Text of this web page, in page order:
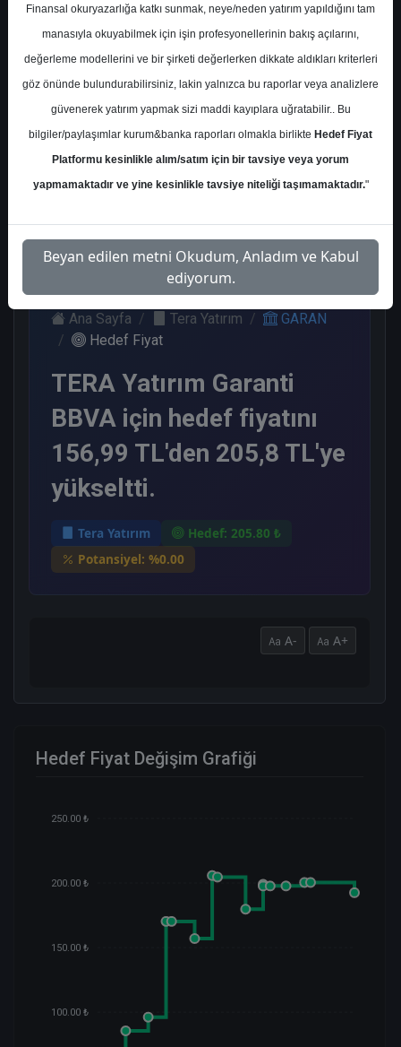
Ortalama Getiri Potansiyeli %45.27
Kurum Sayısı
21
Al
11
Tut
1
Endeks
Get.
7
Tavsiye
1
Nötr
1
Perşembe, 09 Ocak 2025
Ana Sayfa Tera Yatırım
GARAN
Hedef Fiyat
TERA Yatırım Garanti
BBVA için hedef fiyatını
156,99 TL'den 205,8 TL'ye
yükseltti.
Tera Yatırım
Hedef: 205.80 ₺
Potansiyel: %0.00
A- A+
Hedef Fiyat Değişim Grafiği
250.00 ₺
200.00 ₺
150.00 ₺
100.00 ₺
Finansal okuryazarlığa katkı sunmak, neye/neden yatırım yapıldığını tam
manasıyla okuyabilmek için işin profesyonellerinin bakış açılarını,
değerleme modellerini ve bir şirketi değerlerken dikkate aldıkları kriterleri
göz önünde bulundurabilirsiniz, lakin yalnızca bu raporlar veya analizlere
güvenerek yatırım yapmak sizi maddi kayıplara uğratabilir.. Bu
bilgiler/paylaşımlar kurum&banka raporları olmakla birlikte Hedef Fiyat
Platformu kesinlikle alım/satım için bir tavsiye veya yorum
yapmamaktadır ve yine kesinlikle tavsiye niteliği taşımamaktadır."
Beyan edilen metni Okudum, Anladım ve Kabul
ediyorum.